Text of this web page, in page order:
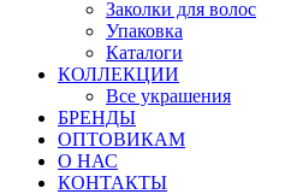
Заколки для волос
Упаковка
Каталоги
КОЛЛЕКЦИИ
Все украшения
БРЕНДЫ
ОПТОВИКАМ
О НАС
КОНТАКТЫ